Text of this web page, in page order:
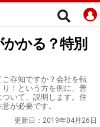
かる？特別
存知ですか？会社を転
！という方を例に、普
いて、説明します。住
が必要です。
更新日： 2019年04月26日